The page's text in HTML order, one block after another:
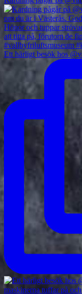
Ett härligt besök hos